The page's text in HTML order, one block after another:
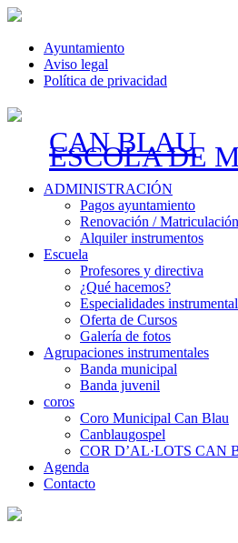
Ayuntamiento
Aviso legal
Política de privacidad
CAN BLAU
ESCOLA DE
ADMINISTRACIÓN
Pagos ayuntamiento
Renovación /
Alquiler instrumentos
Escuela
Profesores y directiva
¿Qué hacemos?
Especialidades
Oferta de Cursos
Galería de fotos
Agrupaciones instrumentales
Banda municipal
Banda juvenil
coros
Coro Municipal Can Blau
Canblaugospel
COR D’AL·LOTS CAN
Agenda
Contacto